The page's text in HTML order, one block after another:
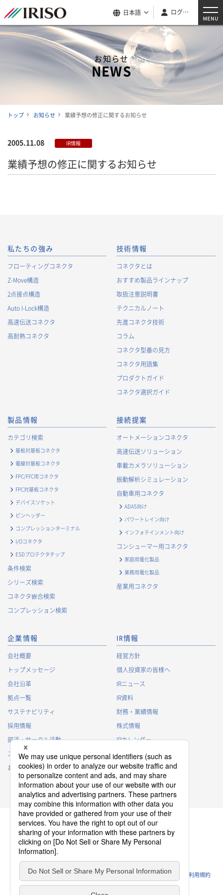
日本語 ログイン
お知らせ
NEWS
トップ お知らせ 業績予想の修正に関するお知らせ
2005.11.08 IR情報
業績予想の修正に関するお知らせ
私たちの強み
フローティングコネクタ
Z-Move構造
2点接点構造
Auto I-Lock構造
高速伝送コネクタ
高耐熱コネクタ
技術情報
コネクタとは
おすすめ製品ラインナップ
取扱注意説明書
テクニカルノート
先進コネクタ技術
コラム
コネクタ型番の見方
コネクタ用語集
プロダクトガイド
コネクタ選択ガイド
製品情報
カテゴリ検索
基板対基板コネクタ
電線対基板コネクタ
FPC/FFC用コネクタ
FPC対基板コネクタ
デバイスソケット
ピンヘッダー
コンプレッションターミナル
I/Oコネクタ
ESDプロテクタチップ
条件検索
シリーズ検索
コネクタ嵌合検索
コンプレッション検索
接続提案
オートメーションコネクタ
高速伝送ソリューション
車載カメラソリューション
振動解析シミュレーション
自動車用コネクタ
ADAS向け
パワートレイン向け
インフォテインメント向け
コンシューマー用コネクタ
家庭用電化製品
業務用電化製品
産業用コネクタ
企業情報
会社概要
トップメッセージ
会社沿革
拠点一覧
サステナビリティ
採用情報
部活・サークル活動
スポンサー活動
お問い合わせ
IR情報
経営方針
個人投資家の皆様へ
IRニュース
IR資料
財務・業績情報
株式情報
IRカレンダー
IRに関するよくあるご質問
IRポリシー
免責事項
プライバシーポリシー
クッキーポリシー
ソーシャルメディアポリシー
ウェブサイトのご利用条件 利用規約